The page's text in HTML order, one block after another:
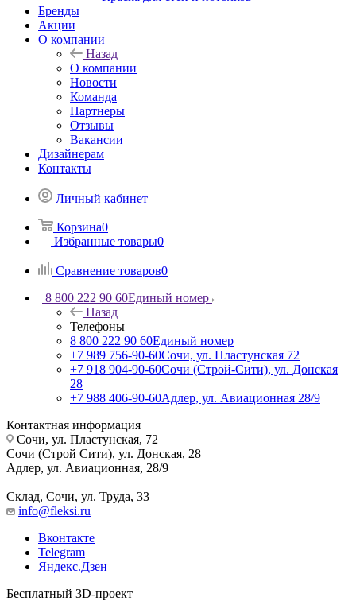
Бренды
Акции
О компании
Назад
О компании
Новости
Команда
Партнеры
Отзывы
Вакансии
Дизайнерам
Контакты
Личный кабинет
Корзина0
Избранные товары0
Сравнение товаров0
8 800 222 90 60Единый номер
Назад
Телефоны
8 800 222 90 60Единый номер
+7 989 756-90-60Сочи, ул. Пластунская 72
+7 918 904-90-60Сочи (Строй-Сити), ул. Донская
28
+7 988 406-90-60Адлер, ул. Авиационная 28/9
Контактная информация
Сочи, ул. Пластунская, 72
Сочи (Строй Сити), ул. Донская, 28
Адлер, ул. Авиационная, 28/9
Склад, Сочи, ул. Труда, 33
info@fleksi.ru
Вконтакте
Telegram
Яндекс.Дзен
Бесплатный 3D-проект